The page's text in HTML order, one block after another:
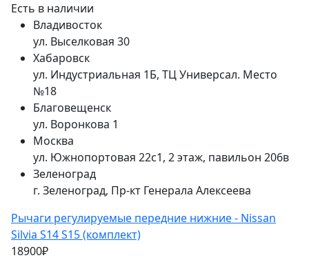
Есть в наличии
Владивосток
ул. Выселковая 30
Хабаровск
ул. Индустриальная 1Б, ТЦ Универсал. Место
№18
Благовещенск
ул. Воронкова 1
Москва
ул. Южнопортовая 22с1, 2 этаж, павильон 206в
Зеленоград
г. Зеленоград, Пр-кт Генерала Алексеева
Рычаги регулируемые передние нижние - Nissan
Silvia S14 S15 (комплект)
18900₽